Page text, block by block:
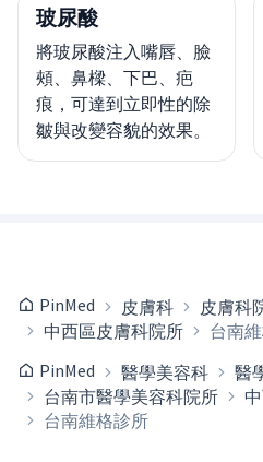
玻尿酸
將玻尿酸注入嘴唇、臉
頰、鼻樑、下巴、疤
痕，可達到立即性的除
皺與改變容貌的效果。
PinMed 皮膚科 皮膚科
中西區皮膚科院所
台南
PinMed
醫學美容科
醫
台南市醫學美容科院所
台南維格診所